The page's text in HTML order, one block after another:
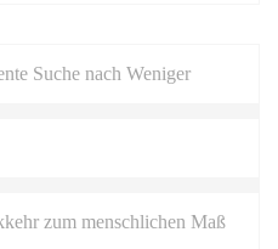
Suche nach Weniger
zum menschlichen Maß